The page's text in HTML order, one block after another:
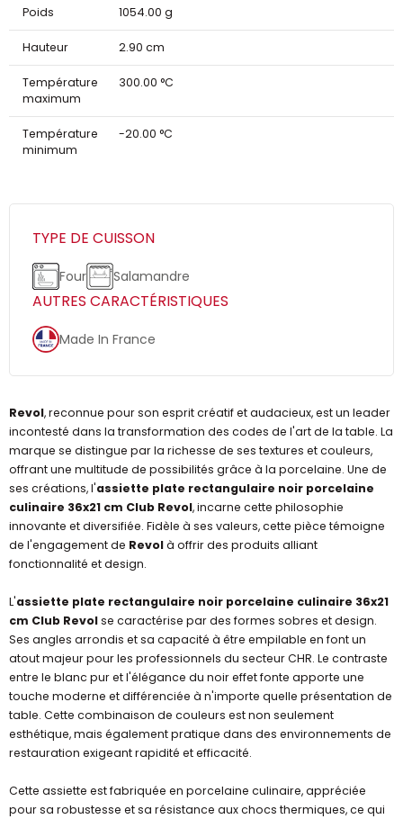
Poids 1054.00 g
Hauteur 2.90 cm
Température
maximum
300.00 °C
Température
minimum
-20.00 °C
TYPE DE CUISSON
Four Salamandre
AUTRES CARACTÉRISTIQUES
Made In France
Revol, reconnue pour son esprit créatif et audacieux, est un leader
incontesté dans la transformation des codes de l'art de la table. La
marque se distingue par la richesse de ses textures et couleurs,
offrant une multitude de possibilités grâce à la porcelaine. Une de
ses créations, l'assiette plate rectangulaire noir porcelaine
culinaire 36x21 cm Club Revol, incarne cette philosophie
innovante et diversifiée. Fidèle à ses valeurs, cette pièce témoigne
de l'engagement de Revolà offrir des produits alliant
fonctionnalité et design.
L'assiette plate rectangulaire noir porcelaine culinaire 36x21
cm Club Revolse caractérise par des formes sobres et design.
Ses angles arrondis et sa capacité à être empilable en font un
atout majeur pour les professionnels du secteur CHR. Le contraste
entre le blanc pur et l'élégance du noir effet fonte apporte une
touche moderne et différenciée à n'importe quelle présentation de
table. Cette combinaison de couleurs est non seulement
esthétique, mais également pratique dans des environnements de
restauration exigeant rapidité et efficacité.
Cette assiette est fabriquée en porcelaine culinaire, appréciée
pour sa robustesse et sa résistance aux chocs thermiques, ce qui